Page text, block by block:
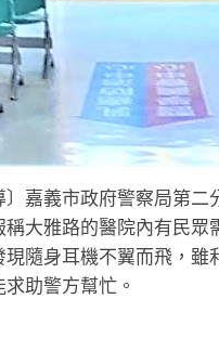
〕嘉義市政府警察局第
大雅路的醫院內有民
隨身耳機不翼而飛，
助警方幫忙。